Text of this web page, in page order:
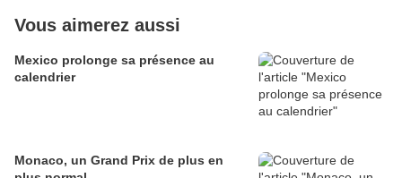
Vous aimerez aussi
Mexico prolonge sa présence au
calendrier
Monaco, un Grand Prix de plus en